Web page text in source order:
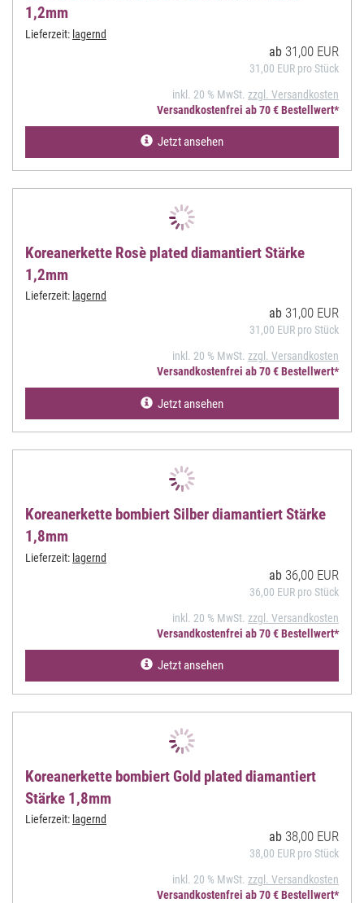
1,2mm
Lieferzeit: lagernd
ab 31,00 EUR
31,00 EUR pro Stück
inkl. 20 % MwSt. zzgl. Versandkosten
Versandkostenfrei ab 70 € Bestellwert*
Jetzt ansehen
Koreanerkette Rosè plated diamantiert Stärke
1,2mm
Lieferzeit: lagernd
ab 31,00 EUR
31,00 EUR pro Stück
inkl. 20 % MwSt. zzgl. Versandkosten
Versandkostenfrei ab 70 € Bestellwert*
Jetzt ansehen
Koreanerkette bombiert Silber diamantiert Stärke
1,8mm
Lieferzeit: lagernd
ab 36,00 EUR
36,00 EUR pro Stück
inkl. 20 % MwSt. zzgl. Versandkosten
Versandkostenfrei ab 70 € Bestellwert*
Jetzt ansehen
Koreanerkette bombiert Gold plated diamantiert
Stärke 1,8mm
Lieferzeit: lagernd
ab 38,00 EUR
38,00 EUR pro Stück
inkl. 20 % MwSt. zzgl. Versandkosten
Versandkostenfrei ab 70 € Bestellwert*